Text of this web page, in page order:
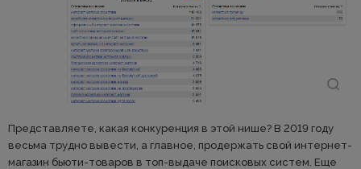
Представляете, какая конкуренция в этой нише? В 2019 году
весьма трудно вывести, а главное, продержать свой интернет-
магазин бьюти-товаров в топ-выдаче поисковых систем. Еще